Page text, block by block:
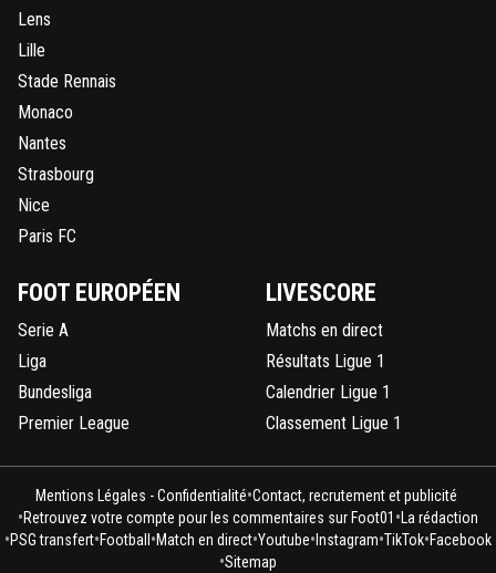
Lens
Lille
Stade Rennais
Monaco
Nantes
Strasbourg
Nice
Paris FC
FOOT EUROPÉEN
Serie A
Liga
Bundesliga
Premier League
LIVESCORE
Matchs en direct
Résultats Ligue 1
Calendrier Ligue 1
Classement Ligue 1
Mentions Légales - Confidentialité•Contact, recrutement et publicité
•Retrouvez votre compte pour les commentaires sur Foot01 • La rédaction
•PSG transfert•Football •Match en direct•Youtube• Instagram•TikTok•Facebook
•Sitemap